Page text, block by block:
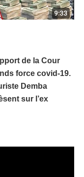
de la Cour
force covid-19.
Demba
sur l’ex